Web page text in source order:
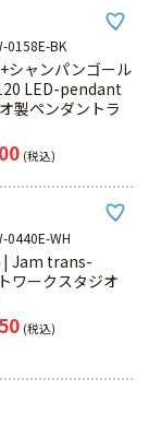
0158E-BK
シャンパンゴール
LED-pendant
製ペンダントラ
税込
0440E-WH
| Jam trans-
ークスタジオ
税込